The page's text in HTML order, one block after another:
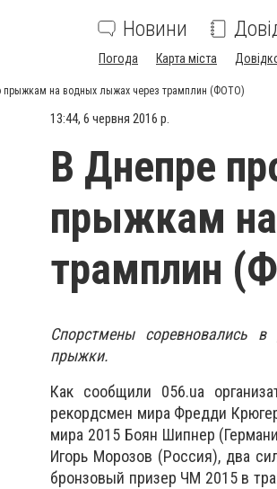
Новини
Погода Карта міста
прыжкам на водных лыжах через трамплин (ФОТО)
13:44, 6 червня 2016 р.
В Днепре
прыжкам
трамплин
Спорстмены соревновались
прыжки.
Как сообщили 056.ua
рекордсмен мира Фредди
мира 2015 Боян Шипнер
Игорь Морозов (Россия), два
бронзовый призер ЧМ 2015 в